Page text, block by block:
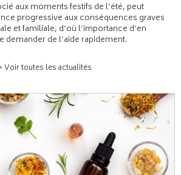
aux moments festifs de l’été, peut
progressive aux conséquences graves
et familiale, d’où l’importance d’en
demander de l’aide rapidement.
Voir toutes les actualités